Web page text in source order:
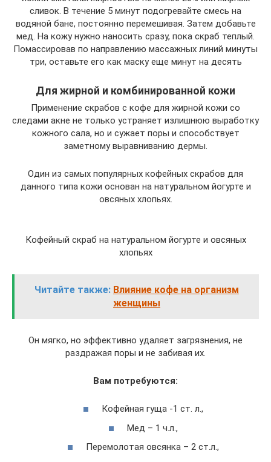
сливок. В течение 5 минут подогревайте смесь на
водяной бане, постоянно перемешивая. Затем добавьте
мед. На кожу нужно наносить сразу, пока скраб теплый.
Помассировав по направлению массажных линий минуты
три, оставьте его как маску еще минут на десять
Для жирной и комбинированной кожи
Применение скрабов с кофе для жирной кожи со
следами акне не только устраняет излишнюю выработку
кожного сала, но и сужает поры и способствует
заметному выравниванию дермы.
Один из самых популярных кофейных скрабов для
данного типа кожи основан на натуральном йогурте и
овсяных хлопьях.
Кофейный скраб на натуральном йогурте и овсяных
хлопьях
Читайте также: Влияние кофе на организм
женщины
Он мягко, но эффективно удаляет загрязнения, не
раздражая поры и не забивая их.
Вам потребуются:
Кофейная гуща -1 ст. л.,
Мед – 1 ч.л.,
Перемолотая овсянка – 2 ст.л.,